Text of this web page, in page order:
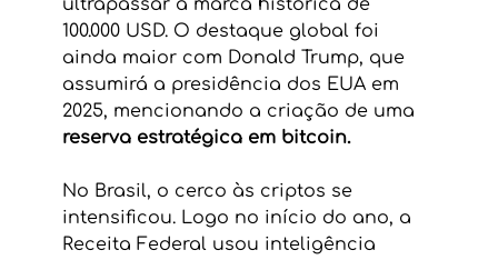
ultrapassar a marca histórica de
100.000 USD. O destaque global foi
ainda maior com Donald Trump, que
assumirá a presidência dos EUA em
2025, mencionando a criação de uma
reserva estratégica em bitcoin.
No Brasil, o cerco às criptos se
intensificou. Logo no início do ano, a
Receita Federal usou inteligência